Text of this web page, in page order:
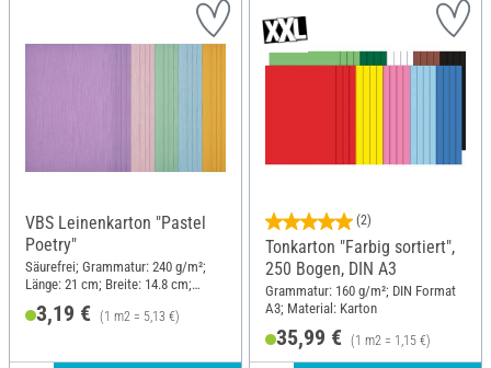
VBS Leinenkarton "Pastel
Poetry"
Säurefrei; Grammatur: 240 g/m²;
Länge: 21 cm; Breite: 14.8 cm;
3,19 € (1 m2 = 5,13 €)
(2)
Tonkarton "Farbig sortiert",
250 Bogen, DIN A3
Grammatur: 160 g/m²; DIN Format
A3; Material: Karton
35,99 € (1 m2 = 1,15 €)